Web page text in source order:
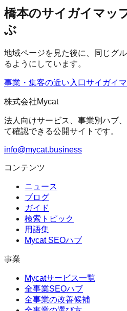
橋本のサイガイマッ
ぶ
地域ページを見た後に、同じグ
るようにしています。
事業・集客の近い入口サイガイ
株式会社Mycat
法人向けサービス、事業別ハブ
て確認できる公開サイトです。
info@mycat.business
コンテンツ
ニュース
ブログ
ガイド
検索トピック
用語集
Mycat SEOハブ
事業
Mycatサービス一覧
全事業SEOハブ
全事業の改善候補